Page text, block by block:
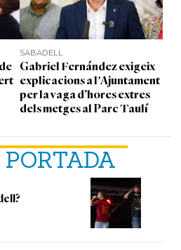
SABADELL
Gabriel Fernández exigeix
explicacions a l'Ajuntament
per la vaga d’hores extres
dels metges al Parc Taulí